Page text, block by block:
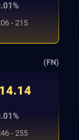
- 215
(FN)
- 255